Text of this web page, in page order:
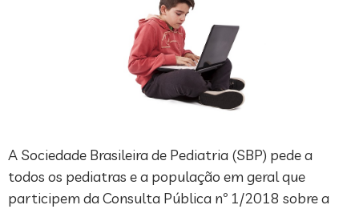
A Sociedade Brasileira de Pediatria (SBP) pede a
todos os pediatras e a população em geral que
participem da Consulta Pública nº 1/2018 sobre a